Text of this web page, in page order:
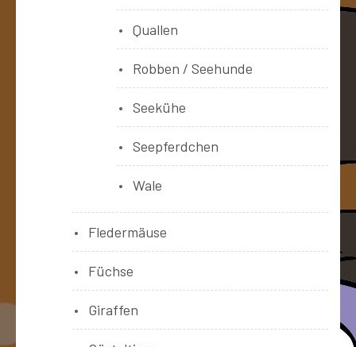
Quallen
Robben / Seehunde
Seekühe
Seepferdchen
Wale
Fledermäuse
Füchse
Giraffen